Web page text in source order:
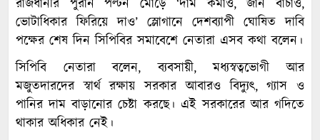
রাজধানীর পুরান পল্টন মোড়ে ‘দাম কমাও, জান বাঁচাও,
ভোটাধিকার ফিরিয়ে দাও’ স্লোগানে দেশব্যাপী ঘোষিত দাবি
পক্ষের শেষ দিন সিপিবির সমাবেশে নেতারা এসব কথা বলেন।
সিপিবি নেতারা বলেন, ব্যবসায়ী, মধ্যস্বত্বভোগী আর
মজুতদারদের স্বার্থ রক্ষায় সরকার আবারও বিদ্যুৎ, গ্যাস ও
পানির দাম বাড়ানোর চেষ্টা করছে। এই সরকারের আর গদিতে
থাকার অধিকার নেই।